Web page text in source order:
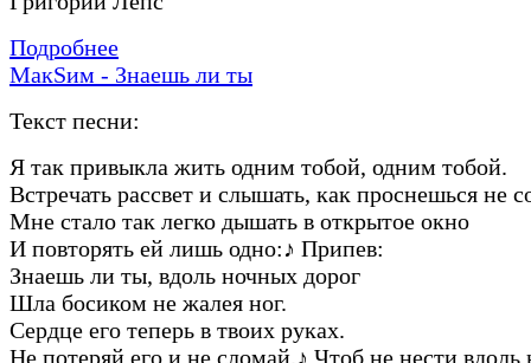
Подробнее
МакSим - Знаешь ли ты
Текст песни:
Я так привыкла жить одним тобой, одним тобой.
Встречать рассвет и слышать, как проснешься не
Мне стало так легко дышать в открытое окно
И повторять ей лишь одно:♪ Припев:
Знаешь ли ты, вдоль ночных дорог
Шла босиком не жалея ног.
Сердце его теперь в твоих руках.
Не потеряй его и не сломай.♪ Чтоб не нести вдоль